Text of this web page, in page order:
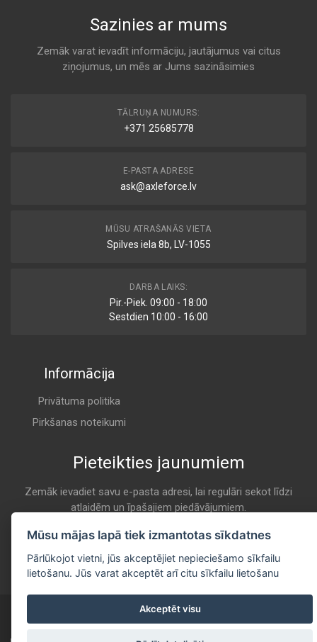
Sazinies ar mums
Zemāk varat ievadīt informāciju, jautājumus vai citus
ziņojumus, un mēs ar Jums sazināsimies
TĀLRUŅA NUMURS:
+371 25685778
E-PASTA ADRESE
ask@axleforce.lv
MŪSU ATRAŠANĀS VIETA
Spilves iela 8b, LV-1055
DARBA LAIKS:
Pir.-Piek. 09:00 - 18:00
Sestdien 10:00 - 16:00
Informācija
Privātuma politika
Pirkšanas noteikumi
Pieteikties jaunumiem
Zemāk ievadiet savu e-pasta adresi, lai regulāri sekot līdzi
atlaidēm un īpašajiem piedāvājumiem.
E-pasta
Pieteikties
Copyright © 2020 - 2026 All Rights Reserved
Mūsu mājas lapā tiek izmantotas sīkdatnes
Pārlūkojot vietni, jūs akceptējiet nepieciešamo sīkfailu
lietošanu. Jūs varat akceptēt arī citu sīkfailu lietošanu
Akceptēt visu